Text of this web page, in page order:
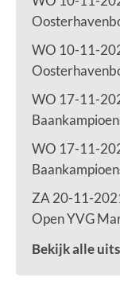
WO 10-11-
WO 17-11-
WO 17-11-
ZA 20-11-
Open YVG
Bekijk alle